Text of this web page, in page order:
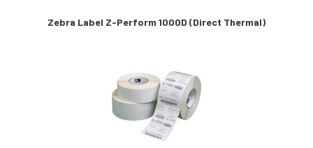
Zebra Label Z-Perform 1000D (Direct Thermal)